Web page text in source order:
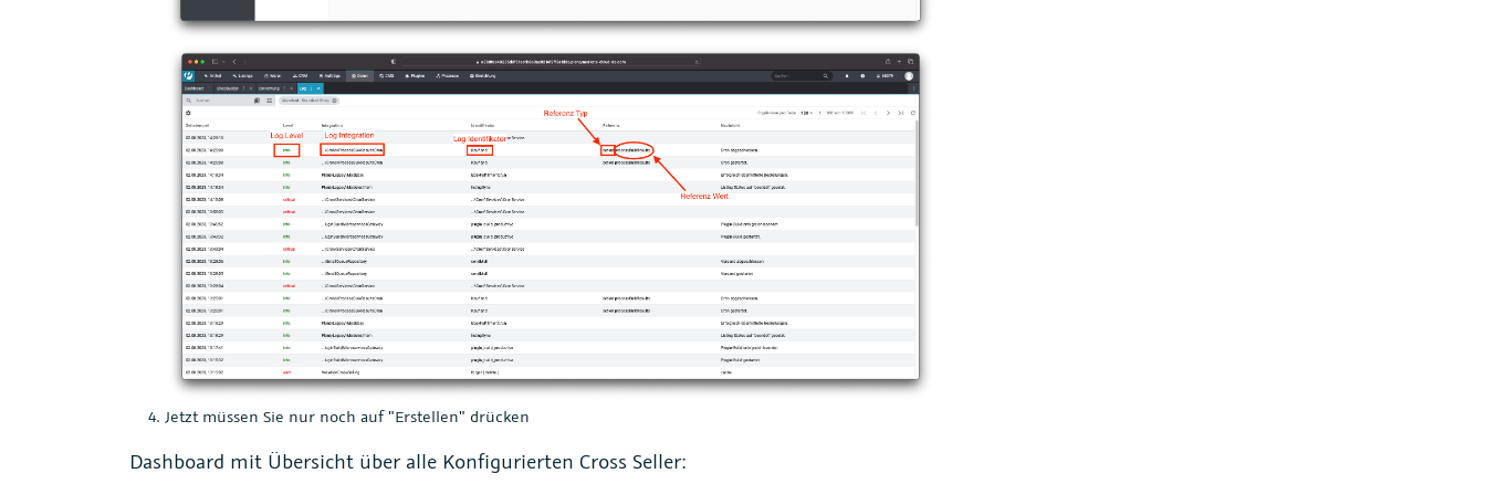
Jetzt müssen Sie nur noch auf "Erstellen" drücken
Dashboard mit Übersicht über alle Konfigurierten Cross Seller: